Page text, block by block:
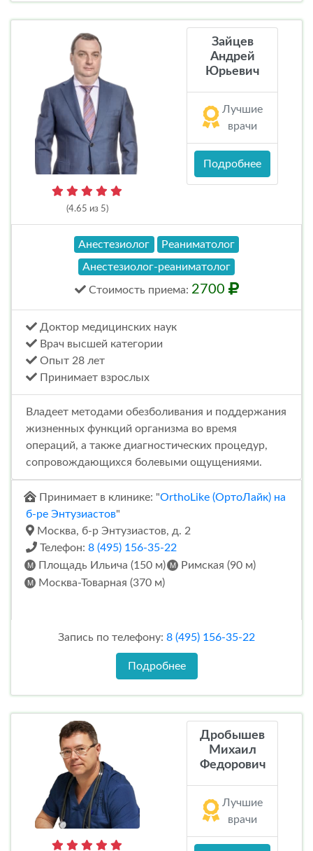
(4.65 из 5)
Зайцев
Андрей
Юрьевич
Лучшие
врачи
Подробнее
Анестезиолог
Реаниматолог
Анестезиолог-реаниматолог
Стоимость приема: 2700
Доктор медицинских наук
Врач высшей категории
Опыт 28 лет
Принимает взрослых
Владеет методами обезболивания и поддержания
жизненных функций организма во время
операций, а также диагностических процедур,
сопровождающихся болевыми ощущениями.
Принимает в клинике: "OrthoLike (ОртоЛайк) на
б-ре Энтузиастов"
Москва, б-р Энтузиастов, д. 2
Телефон: 8 (495) 156-35-22
Площадь Ильича (150 м)
Римская (90 м)
Москва-Товарная (370 м)
Запись по телефону: 8 (495) 156-35-22
Подробнее
Дробышев
Михаил
Федорович
Лучшие
врачи